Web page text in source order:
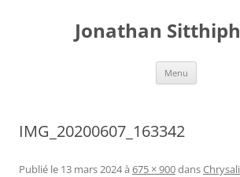
Jonathan
Menu
IMG_20200607_163342
Publié le 13 mars 2024à 675 × 900dans